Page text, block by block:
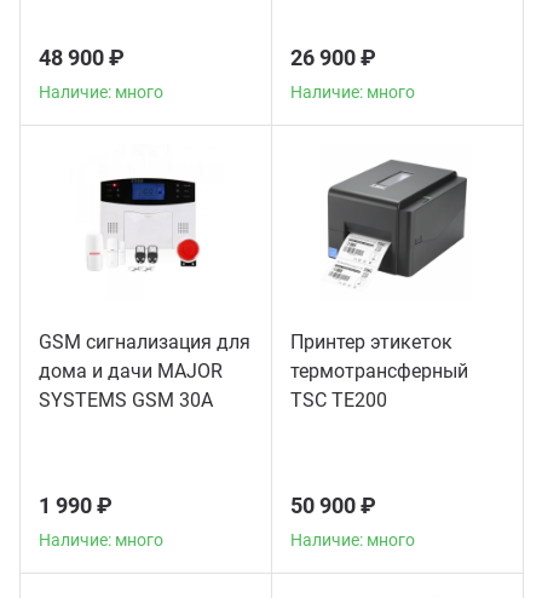
48 900 ₽
Наличие: много
26 900 ₽
Наличие: много
GSM сигнализация для
дома и дачи MAJOR
SYSTEMS GSM 30A
1 990 ₽
Наличие: много
Принтер этикеток
термотрансферный
TSC TE200
50 900 ₽
Наличие: много